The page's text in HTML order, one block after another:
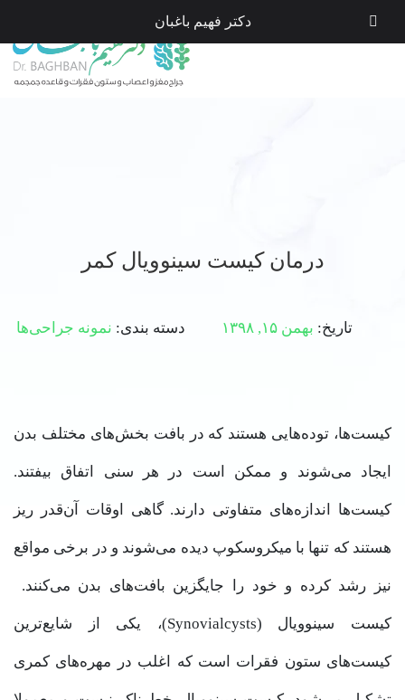
دکتر فهیم باغبان
درمان کیست سینوویال کمر
تاریخ: بهمن ۱۵, ۱۳۹۸ دسته بندی: نمونه جراحی‌ها
کیست‌ها، توده‌هایی هستند که در بافت بخش‌های مختلف بدن
ایجاد می‌شوند و ممکن است در هر سنی اتفاق بیفتند.
کیست‌ها اندازه‌های متفاوتی دارند. گاهی اوقات آن‌قدر ریز
هستند که تنها با میکروسکوپ دیده می‌شوند و در برخی مواقع
نیز رشد کرده و خود را جایگزین بافت‌های بدن می‌کنند.
کیست سینوویال (Synovialcysts)، یکی از شایع‌ترین
کیست‌های ستون فقرات است که اغلب در مهره‌های کمری